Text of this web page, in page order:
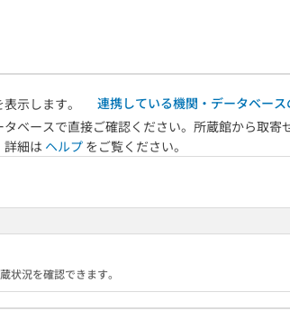
示します。
連携している機関・データベー
ベースで直接ご確認ください。所蔵館から取寄
詳細は ヘルプ をご覧ください。
況を確認できます。